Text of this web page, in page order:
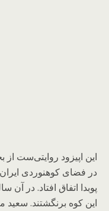
این اپیزود روایتی‌ست از
پوبدا اتفاق افتاد. در
این کوه برنگشتند.